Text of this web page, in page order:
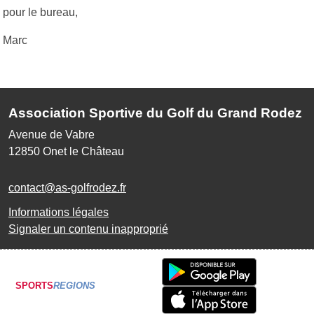
pour le bureau,
Marc
Association Sportive du Golf du Grand Rodez
Avenue de Vabre
12850 Onet le Château
contact@as-golfrodez.fr
Informations légales
Signaler un contenu inapproprié
SPORTSREGIONS